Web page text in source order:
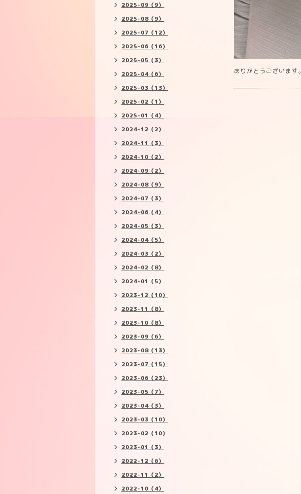
ありがとうございます。
2025-09（9）
2025-08（9）
2025-07（12）
2025-06（16）
2025-05（3）
2025-04（6）
2025-03（13）
2025-02（1）
2025-01（4）
2024-12（2）
2024-11（3）
2024-10（2）
2024-09（2）
2024-08（9）
2024-07（3）
2024-06（4）
2024-05（3）
2024-04（5）
2024-03（2）
2024-02（8）
2024-01（5）
2023-12（10）
2023-11（8）
2023-10（8）
2023-09（6）
2023-08（13）
2023-07（15）
2023-06（23）
2023-05（7）
2023-04（3）
2023-03（10）
2023-02（10）
2023-01（3）
2022-12（6）
2022-11（2）
2022-10（4）